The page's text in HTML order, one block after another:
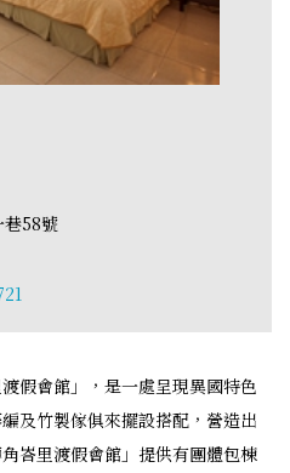
巷58號
假會館」，是一處呈現異國特色
及竹製傢俱來擺設搭配，營造出
峇里渡假會館」提供有團體包棟